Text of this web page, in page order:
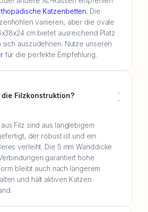
Katzenbetten. Die
variieren, aber die ovale
cm bietet ausreichend Platz
sich auszudehnen. Nutze unseren
für die perfekte Empfehlung.
Filzkonstruktion?
Filz sind aus langlebigem
der robust ist und ein
verleiht. Die 5 mm Wanddicke
garantiert hohe
bleibt auch nach längerem
und hält aktiven Katzen